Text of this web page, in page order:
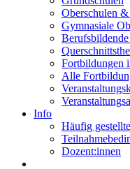
Oberschulen
Gymnasiale
Fortbildungen
Alle
Info
Häufig
Dozent:innen